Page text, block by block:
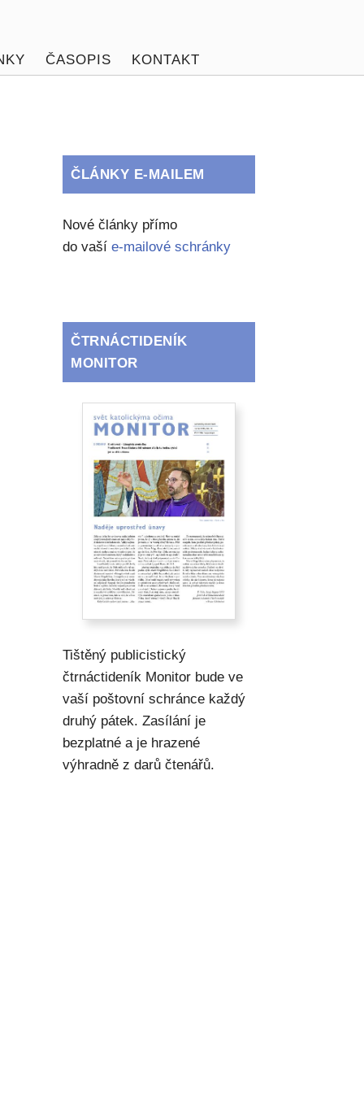
ČASOPIS KONTAKT
ČLÁNKY E-MAILEM
Nové články přímo
do vašíe-mailové schránky
ČTRNÁCTIDENÍK
MONITOR
Tištěný publicistický
čtrnáctideník Monitor bude ve
vaší poštovní schránce každý
druhý pátek. Zasílání je
bezplatné a je hrazené
výhradně z darů čtenářů.